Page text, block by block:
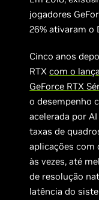
jogadores
26% ativaram o
Cinco anos
RTXcom o
GeForce RTX
o desempenho
acelerada por
taxas de
aplicações com
às vezes, até
de resolução
latência do